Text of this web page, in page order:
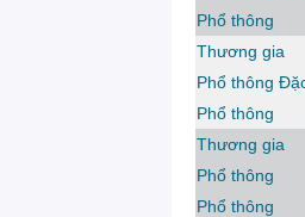
Phổ thông
Thương gia
Phổ thông
Phổ thông
Thương gia
Phổ thông
Phổ thông